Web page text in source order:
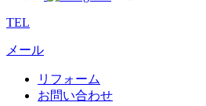
TEL
メール
リフォーム
お問い合わせ